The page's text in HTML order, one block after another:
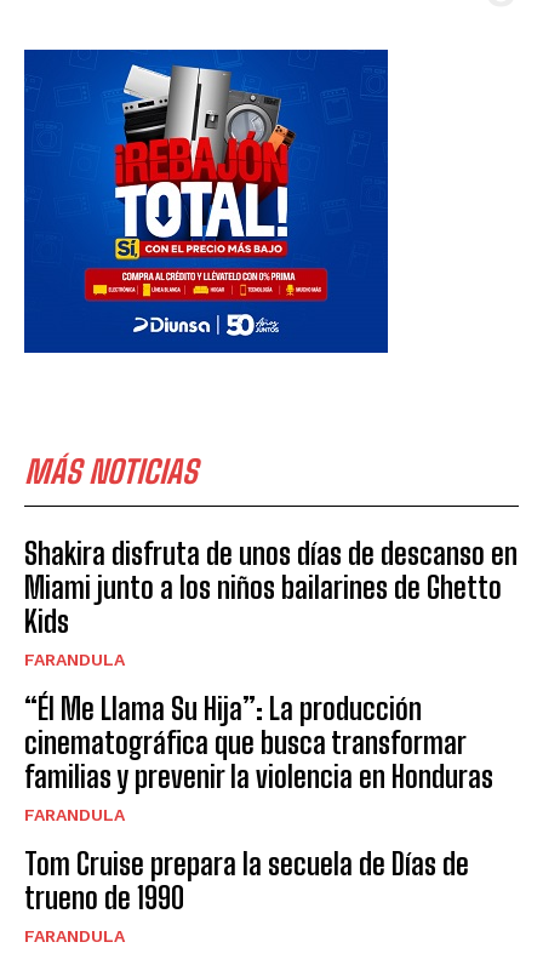
MÁS NOTICIAS
Shakira disfruta de unos días de descanso en
Miami junto a los niños bailarines de Ghetto
Kids
FARANDULA
“Él Me Llama Su Hija”: La producción
cinematográfica que busca transformar
familias y prevenir la violencia en Honduras
FARANDULA
Tom Cruise prepara la secuela de Días de
trueno de 1990
FARANDULA